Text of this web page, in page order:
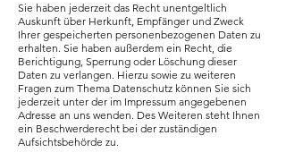
Sie haben jederzeit das Recht unentgeltlich
Auskunft über Herkunft, Empfänger und Zweck
Ihrer gespeicherten personenbezogenen Daten zu
erhalten. Sie haben außerdem ein Recht, die
Berichtigung, Sperrung oder Löschung dieser
Daten zu verlangen. Hierzu sowie zu weiteren
Fragen zum Thema Datenschutz können Sie sich
jederzeit unter der im Impressum angegebenen
Adresse an uns wenden. Des Weiteren steht Ihnen
ein Beschwerderecht bei der zuständigen
Aufsichtsbehörde zu.